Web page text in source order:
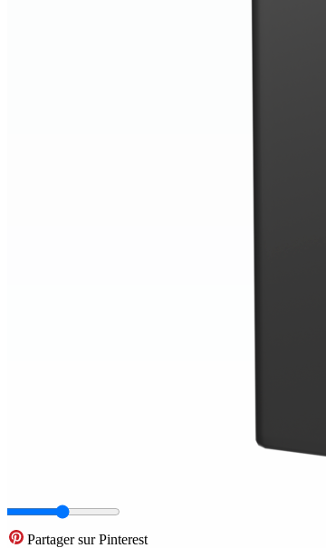
Partager sur Pinterest